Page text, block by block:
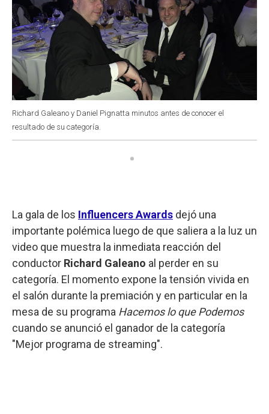
Richard Galeano y Daniel Pignatta minutos antes de conocer el
resultado de su categoría.
La gala de los Influencers Awards dejó una
importante polémica luego de que saliera a la luz un
video que muestra la inmediata reacción del
conductor Richard Galeano al perder en su
categoría. El momento expone la tensión vivida en
el salón durante la premiación y en particular en la
mesa de su programa Hacemos lo que Podemos
cuando se anunció el ganador de la categoría
"Mejor programa de streaming".